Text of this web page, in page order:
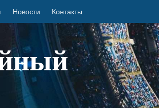
Новости Контакты